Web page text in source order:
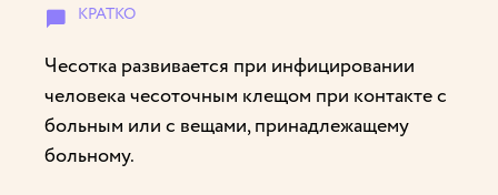
Чесотка развивается при инфицировании
человека чесоточным клещом при контакте с
больным или с вещами, принадлежащему
больному.